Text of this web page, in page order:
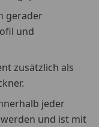
gerader
und
zusätzlich als
jeder
und ist mit